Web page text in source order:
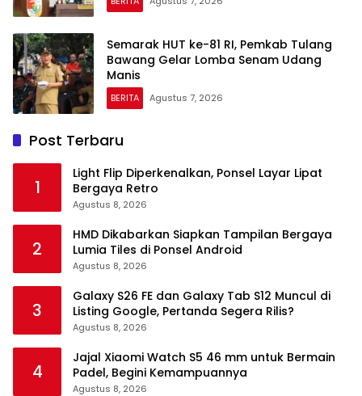
Semarak HUT ke-81 RI, Pemkab Tulang
Bawang Gelar Lomba Senam Udang
Manis
BERITA Agustus 7, 2026
Post Terbaru
1
Light Flip Diperkenalkan, Ponsel Layar Lipat
Bergaya Retro
Agustus 8, 2026
2
HMD Dikabarkan Siapkan Tampilan Bergaya
Lumia Tiles di Ponsel Android
Agustus 8, 2026
3
Galaxy S26 FE dan Galaxy Tab S12 Muncul di
Listing Google, Pertanda Segera Rilis?
Agustus 8, 2026
4
Jajal Xiaomi Watch S5 46 mm untuk Bermain
Padel, Begini Kemampuannya
Agustus 8, 2026